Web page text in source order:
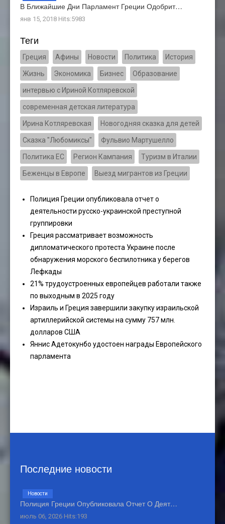
В Ближайшие Дни Парламент Греции Одобрит…
янв 15, 2018 Hits:5983
Теги
Греция Афины Новости Политика История
Жизнь Экономика Бизнес Образование
интервью с Ириной Котляревской
современная детская литература
Ирина Котляревская Новогодняя сказка для детей
Сказка "Любомиксы" Фульвио Мартушелло
Политика ЕС Регион Кампания Туризм в Италии
Беженцы в Европе Выезд мигрантов из Греции
Полиция Греции опубликовала отчет о
деятельности русско-украинской преступной
группировки
Греция рассматривает возможность
дипломатического протеста Украине после
обнаружения морского беспилотника у берегов
Лефкады
21% трудоустроенных европейцев работали также
по выходным в 2025 году
Израиль и Греция завершили закупку израильской
артиллерийской системы на сумму 757 млн.
долларов США
Яннис Адетокунбо удостоен награды Европейского
парламента
Последние новости
Полиция Греции Опубликовала Отчет О Деят…
июль 06, 2026 Hits:193
Новости